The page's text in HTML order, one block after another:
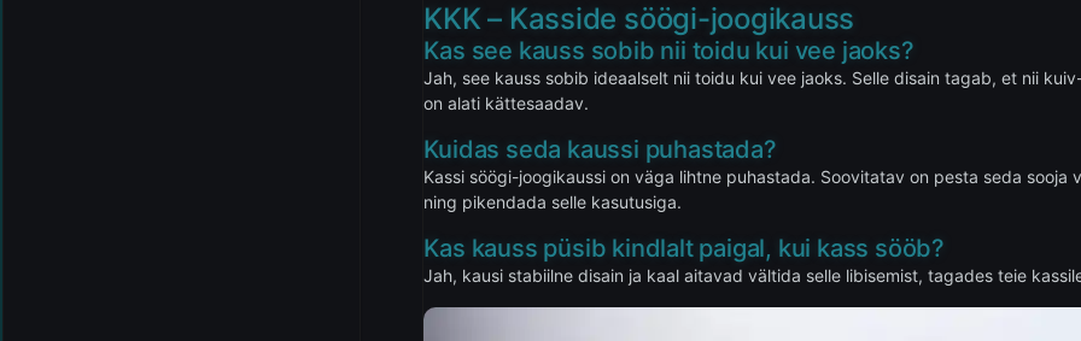
KKK – Kasside söögi-joogikauss
Kas see kauss sobib nii toidu kui vee jaoks?
Jah, see kauss sobib ideaalselt nii toidu kui vee jaoks. Selle disain tagab, et nii
on alati kättesaadav.
Kuidas seda kaussi puhastada?
Kassi söögi-joogikaussi on väga lihtne puhastada. Soovitatav on pesta seda
ning pikendada selle kasutusiga.
Kas kauss püsib kindlalt paigal, kui kass sööb?
Jah, kausi stabiilne disain ja kaal aitavad vältida selle libisemist, tagades teie